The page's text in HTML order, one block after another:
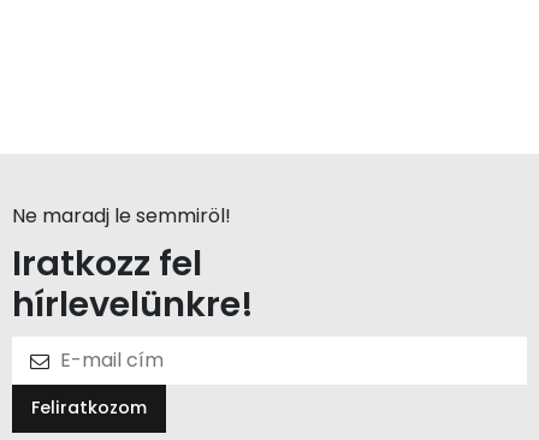
Ne maradj le semmiröl!
Iratkozz fel
hírlevelünkre!
Feliratkozom